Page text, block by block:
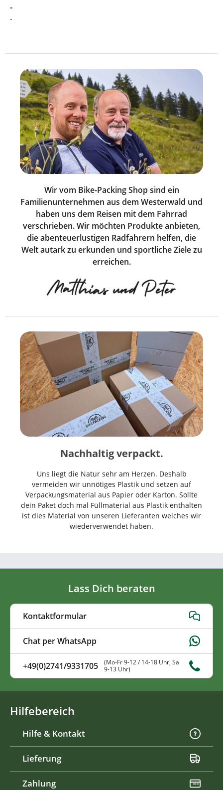
-
-
Wir vom Bike-Packing Shop sind ein
Familienunternehmen aus dem Westerwald und
haben uns dem Reisen mit dem Fahrrad
verschrieben. Wir möchten Produkte anbieten,
die abenteuerlustigen Radfahrern helfen, die
Welt autark zu erkunden und sportliche Ziele zu
erreichen.
Nachhaltig verpackt.
Uns liegt die Natur sehr am Herzen. Deshalb
vermeiden wir unnötiges Plastik und setzen auf
Verpackungsmaterial aus Papier oder Karton. Sollte
dein Paket doch mal Füllmaterial aus Plastik enthalten
ist dies Material von unseren Lieferanten welches wir
wiederverwendet haben.
Lass Dich beraten
Kontaktformular
Chat per WhatsApp
+49(0)2741/9331705
(Mo-Fr 9-12 / 14-18 Uhr, Sa
9-13 Uhr)
Hilfebereich
Hilfe & Kontakt
Lieferung
Zahlung